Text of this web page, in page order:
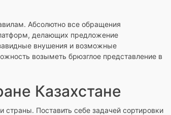
Абсолютно все обращения
делающих предложение
внушения и возможные
возыметь брюзглое представление в
Казахстане
страны. Поставить себе задачей сортировки